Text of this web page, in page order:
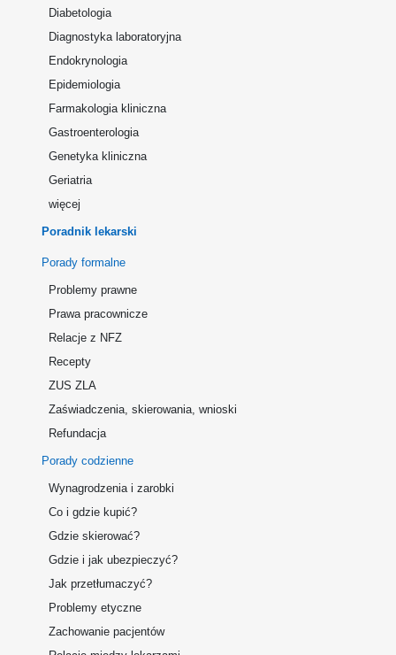
Diabetologia
Diagnostyka laboratoryjna
Endokrynologia
Epidemiologia
Farmakologia kliniczna
Gastroenterologia
Genetyka kliniczna
Geriatria
więcej
Poradnik lekarski
Porady formalne
Problemy prawne
Prawa pracownicze
Relacje z NFZ
Recepty
ZUS ZLA
Zaświadczenia, skierowania, wnioski
Refundacja
Porady codzienne
Wynagrodzenia i zarobki
Co i gdzie kupić?
Gdzie skierować?
Gdzie i jak ubezpieczyć?
Jak przetłumaczyć?
Problemy etyczne
Zachowanie pacjentów